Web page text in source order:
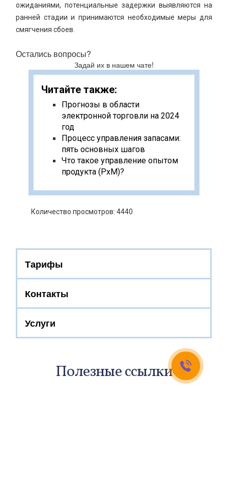
ожиданиями, потенциальные задержки выявляются на
ранней стадии и принимаются необходимые меры для
смягчения сбоев.
Остались вопросы?
Задай их в нашем чате!
Читайте также:
Прогнозы в области
электронной торговли на 2024
год
Процесс управления запасами:
пять основных шагов
Что такое управление опытом
продукта (PxM)?
Количество просмотров: 4440
Тарифы
Контакты
Услуги
Полезные ссылки